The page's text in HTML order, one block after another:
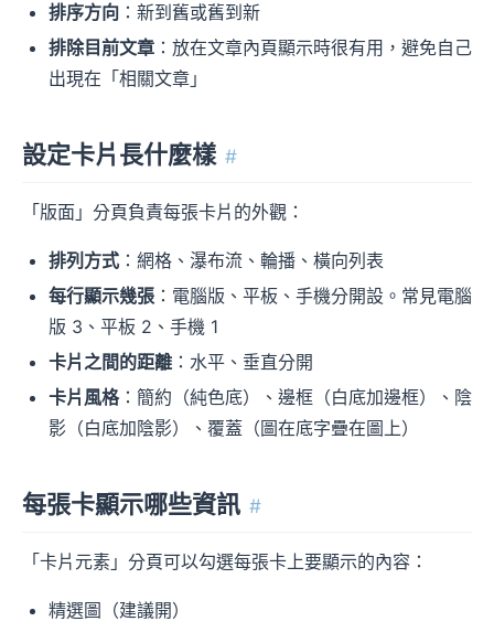
排序方向 ：新到舊或舊到新
排除目前文章 ：放在文章內頁顯示時很有用，避免自己
出現在「相關文章」
設定卡片長什麼樣 #
「版面」分頁負責每張卡片的外觀：
排列方式 ：網格、瀑布流、輪播、橫向列表
每行顯示幾張 ：電腦版、平板、手機分開設。常見電腦
版 3、平板 2、手機 1
卡片之間的距離 ：水平、垂直分開
卡片風格：簡約（純色底）、邊框（白底加邊框）、陰
影（白底加陰影）、覆蓋（圖在底字疊在圖上）
每張卡顯示哪些資訊 #
「卡片元素」分頁可以勾選每張卡上要顯示的內容：
精選圖（建議開）